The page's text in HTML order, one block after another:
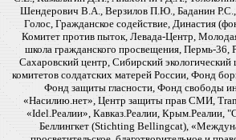
Шендерович В.А., Верзилов П.Ю., Баданин Р.С.,
Голос, Гражданское содействие, Династия
Комитет против пыток, Левада-Центр,
школа гражданского просвещения, Пермь-36,
Сахаровский центр, Сибирский
комитетов солдатских матерей России, Фонд
Фонд защиты гласности, Фонд свободы
«Насилию.нет», Центр защиты прав СМИ,
«Idel.Реалии», Кавказ.Реалии, Крым.Реалии,
Беллингкет (Stichting Bellingcat),